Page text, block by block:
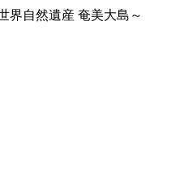
界自然遺産 奄美大島～